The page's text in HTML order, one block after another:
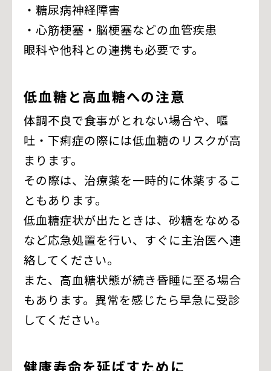
・糖尿病神経障害
・心筋梗塞・脳梗塞などの血管疾患
眼科や他科との連携も必要です。
低血糖と高血糖への注意
体調不良で食事がとれない場合や、嘔
吐・下痢症の際には低血糖のリスクが高
まります。
その際は、治療薬を一時的に休薬するこ
ともあります。
低血糖症状が出たときは、砂糖をなめる
など応急処置を行い、すぐに主治医へ連
絡してください。
また、高血糖状態が続き昏睡に至る場合
もあります。異常を感じたら早急に受診
してください。
健康寿命を延ばすために